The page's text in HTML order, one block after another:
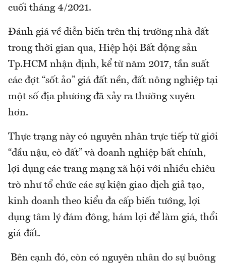
cuối tháng 4/2021.
Đánh giá về diễn biến trên thị trường nhà đất
trong thời gian qua, Hiệp hội Bất động sản
Tp.HCM nhận định, kể từ năm 2017, tần suất
các đợt “sốt ảo” giá đất nền, đất nông nghiệp tại
một số địa phương đã xảy ra thường xuyên
hơn.
Thực trạng này có nguyên nhân trực tiếp từ giới
“đầu nậu, cò đất” và doanh nghiệp bất chính,
lợi dụng các trang mạng xã hội với nhiều chiêu
trò như tổ chức các sự kiện giao dịch giả tạo,
kinh doanh theo kiểu đa cấp biến tướng, lợi
dụng tâm lý đám đông, hám lợi để làm giá, thổi
giá đất.
Bên cạnh đó, còn có nguyên nhân do sự buông